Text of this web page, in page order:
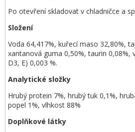
Po otevření skladovat v chladničce a
Složení
Voda 64,417%, kuřecí maso 32,80%,
xantanová guma 0,50%, taurin 0,08%,
D3, E) 0,003 %.
Analytické složky
Hrubý protein 7%, hrubý tuk 0,1%,
popel 1%, vlhkost 88%
Doplňkové látky